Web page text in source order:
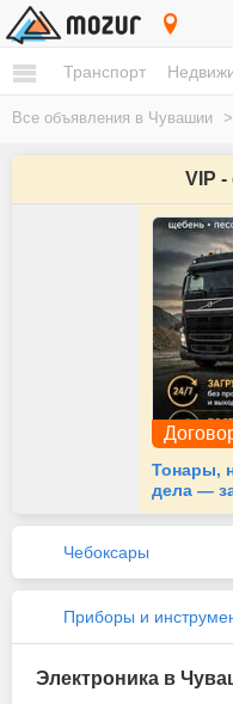
Транспорт
Все объявления в Чувашии >
VIP
Тонары,
дела —
24/7
Чебоксары
Приборы и
Электроника в